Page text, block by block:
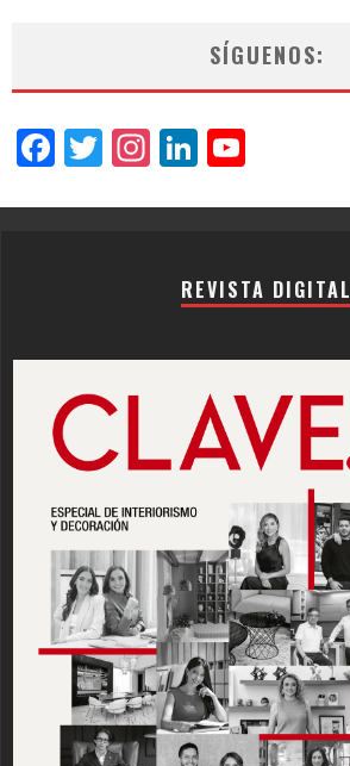
SÍGUENOS:
Facebook
Twitter
Instagram
LinkedIn
REVISTA DIGITAL